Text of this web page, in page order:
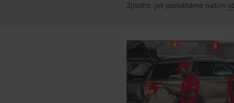
Zjistěte, jak pomáháme našim